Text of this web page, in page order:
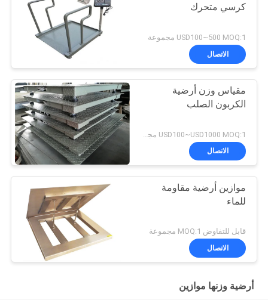
كرسي متحرك
USD100~500 MOQ:1 مجموعة
الاتصال
مقياس وزن أرضية
الكربون الصلب
الاتصال
موازين أرضية مقاومة
للماء
قابل للتفاوض MOQ:1 مجموعة
الاتصال
أرضية وزنها موازين